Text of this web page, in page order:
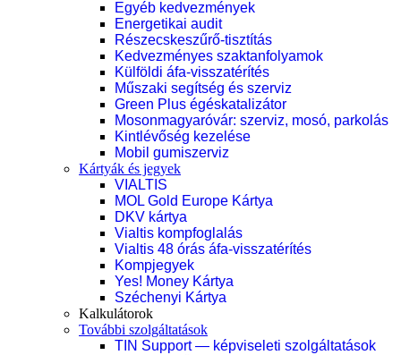
Egyéb kedvezmények
Energetikai audit
Részecskeszűrő-tisztítás
Kedvezményes szaktanfolyamok
Külföldi áfa-visszatérítés
Műszaki segítség és szerviz
Green Plus égéskatalizátor
Mosonmagyaróvár: szerviz, mosó, parkolás
Kintlévőség kezelése
Mobil gumiszerviz
Kártyák és jegyek
VIALTIS
MOL Gold Europe Kártya
DKV kártya
Vialtis kompfoglalás
Vialtis 48 órás áfa-visszatérítés
Kompjegyek
Yes! Money Kártya
Széchenyi Kártya
Kalkulátorok
További szolgáltatások
TIN Support — képviseleti szolgáltatások